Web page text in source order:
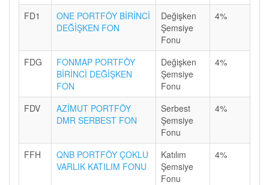
FD1
ONE PORTFÖY BİRİNCİ
DEĞİŞKEN FON
Değişken
Şemsiye
Fonu
4%
FDG
FONMAP PORTFÖY
BİRİNCİ DEĞİŞKEN
FON
Değişken
Şemsiye
Fonu
4%
FDV
AZİMUT PORTFÖY
DMR SERBEST FON
Serbest
Şemsiye
Fonu
4%
FFH
QNB PORTFÖY ÇOKLU
VARLIK KATILIM FONU
Katılım
Şemsiye
Fonu
4%